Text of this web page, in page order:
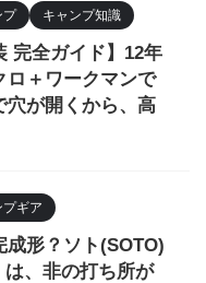
プ キャンプ知識
完全ガイド】12年
ロ＋ワークマンで
穴が開くから、高
プギア
成形？ソト(SOTO)
は、非の打ち所が